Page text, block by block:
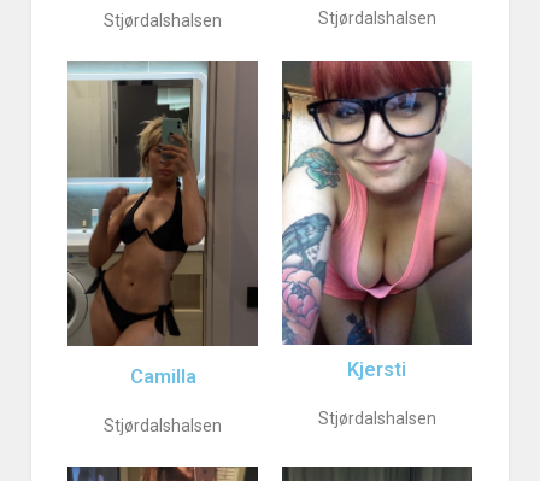
Stjørdalshalsen Stjørdalshalsen
Camilla
Stjørdalshalsen
Kjersti
Stjørdalshalsen